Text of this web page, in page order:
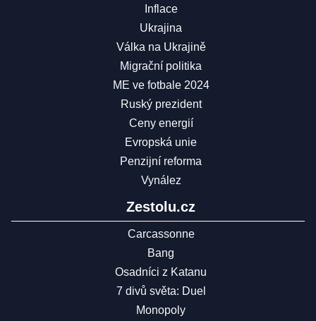
Inflace
Ukrajina
Válka na Ukrajině
Migrační politika
ME ve fotbale 2024
Ruský prezident
Ceny energií
Evropská unie
Penzijní reforma
Vynález
Zestolu.cz
Carcassonne
Bang
Osadníci z Katanu
7 divů světa: Duel
Monopoly